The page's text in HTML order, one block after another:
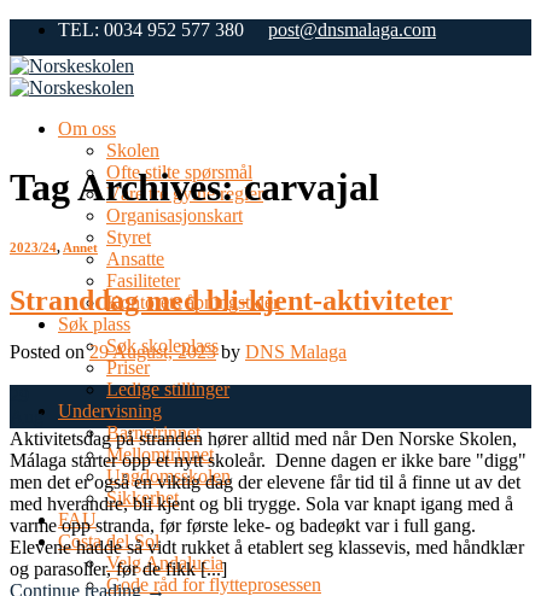
Skip
content
TEL: 0034 952 577 380 post@dnsmalaga.com
Om oss
Skolen
Ofte stilte spørsmål
Våre tre gylne regler
Organisasjonskart
Styret
Ansatte
Fasiliteter
Kontorets åpningstider
Søk plass
Søk skoleplass
Priser
Ledige stillinger
Undervisning
Barnetrinnet
Mellomtrinnet
Ungdomsskolen
Sikkerhet
FAU
Costa del Sol
Velg Andalucia
Gode råd for flytteprosessen
Tag Archives:carvajal
2023/24,Annet
Stranddag med bli-kjent-aktiviteter
Posted on29 August, 2023 by DNS Malaga
Aug
Aktivitetsdag på stranden hører alltid med når Den Norske Skolen,
Málaga starter opp et nytt skoleår. Denne dagen er ikke bare "digg"
men det er også en viktig dag der elevene får tid til å finne ut av det
med hverandre, bli kjent og bli trygge. Sola var knapt igang med å
varme opp stranda, før første leke- og badeøkt var i full gang.
Elevene hadde så vidt rukket å etablert seg klassevis, med håndklær
og parasoller, før de fikk [...]
Continue reading→